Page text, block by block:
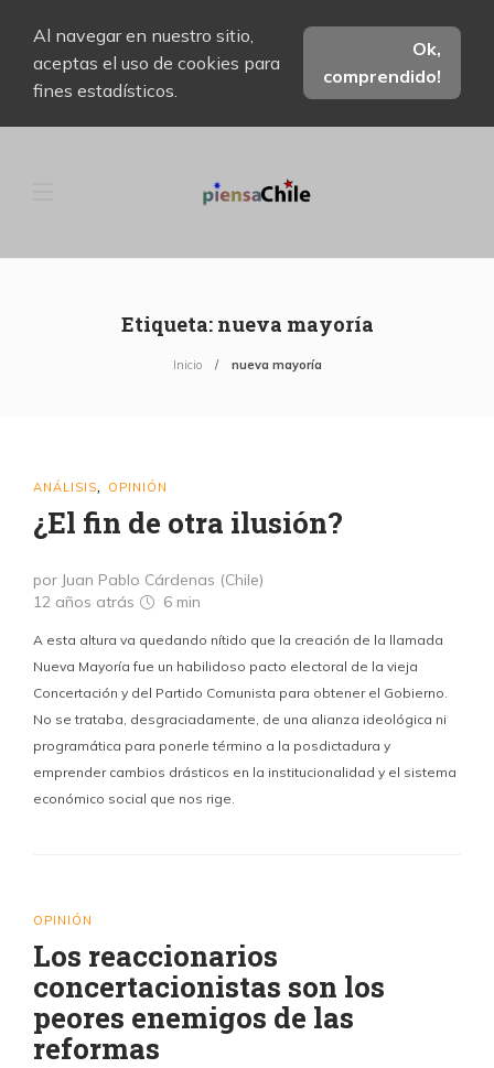
Al navegar en nuestro sitio,
aceptas el uso de cookies para
fines estadísticos.
Ok,
comprendido!
Etiqueta: nueva mayoría
Inicio nueva mayoría
ANÁLISIS OPINIÓN
¿El fin de otra ilusión?
por Juan Pablo Cárdenas (Chile)
12 años atrás
6 min
A esta altura va quedando nítido que la creación de la llamada
Nueva Mayoría fue un habilidoso pacto electoral de la vieja
Concertación y del Partido Comunista para obtener el Gobierno.
No se trataba, desgraciadamente, de una alianza ideológica ni
programática para ponerle término a la posdictadura y
emprender cambios drásticos en la institucionalidad y el sistema
económico social que nos rige.
OPINIÓN
Los reaccionarios
concertacionistas son los
peores enemigos de las
reformas